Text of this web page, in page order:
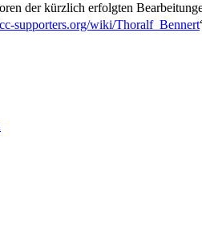
der kürzlich erfolgten
supporters.org/wiki/Thoralf_Bennert